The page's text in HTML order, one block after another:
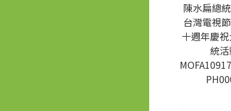
陳水扁總
台灣電視
十週年慶
統